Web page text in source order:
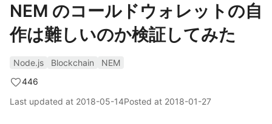
NEM のコールドウォレットの自
作は難しいのか検証してみた
Node.js Blockchain
NEM
446
Last updated at 2018-05-14Posted at 2018-01-27